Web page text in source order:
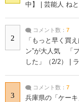
中】 | 芸能人 ね
2
コメント数： 7
「もっと早く買
ン”が大人気 「
した」（2/2） |
3
コメント数： 7
兵庫県の「ケー